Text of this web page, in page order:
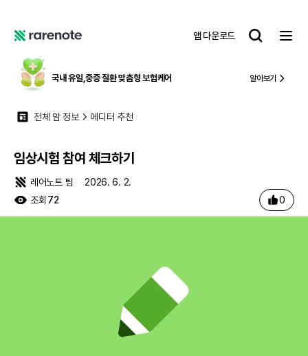
어
노
트
앱 다운로드
레
노
트
국내 유일,중증 질환 맞춤형 보험케어 알아보기
전체 암 정보 에디터 추천
임상시험 참여 체크하기
레어노트 팀
2026. 6. 2.
조회 72 0